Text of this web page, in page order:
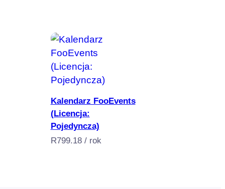
Dodaj do koszyka
Kalendarz FooEvents
(Licencja:
Pojedyncza)
R799.18 / rok